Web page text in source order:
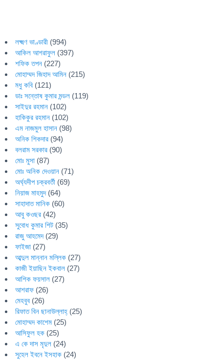
লক্ষ্মণ ভাণ্ডারী (994)
আকিল আশরাফুল (397)
শফিক তপন (227)
মোহাম্মদ জিহাদ আমিন (215)
মধু কবি (121)
ডাঃ সন্তোষ কুমার মন্ডল (119)
সাইদুর রহমান (102)
হাকিকুর রহমান (102)
এম নাজমুল হাসান (98)
অনিক শিকদার (94)
বলরাম সরকার (90)
মোঃ মুসা (87)
মোঃ অনিক দেওয়ান (71)
অর্ঘ্যদীপ চক্রবর্তী (69)
নিয়াজ মাহমুদ(64)
সাহাদাত মানিক (60)
আবু কওছর (42)
সুবোধ কুমার শিট (35)
রাজু আহমেদ(29)
ফাইজা (27)
আব্দুল মান্নান মল্লিক (27)
কাজী ইয়াছিন ইকবাল (27)
আশিক ফয়সাল (27)
আশরাফ (26)
মেহবুব (26)
রিফাত বিন ছানাউল্লাহ্ (25)
মোহাম্মদ কাশেম (25)
আসিফুল হক (25)
এ কে দাস মৃদুল (24)
সুহেল ইবনে ইসহাক (24)